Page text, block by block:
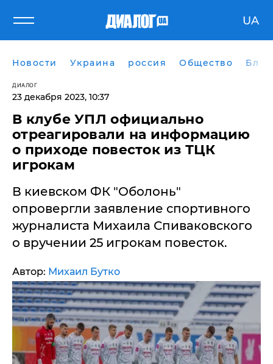
UA
Новости Украина россия Общество
ДИАЛОГ
23 декабря 2023, 10:37
В клубе УПЛ официально
отреагировали на информацию
о приходе повесток из ТЦК
игрокам
В киевском ФК "Оболонь"
опровергли заявление спортивного
журналиста Михаила Спиваковского
о вручении 25 игрокам повесток.
Автор: Михаил Бутко